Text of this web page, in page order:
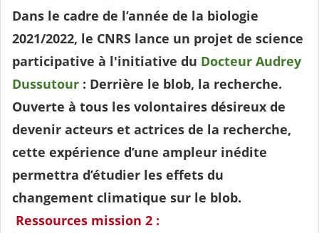
Dans le cadre de l’année de la biologie
2021/2022, le CNRS lance un projet de science
participative à l'initiative du Docteur Audrey
Dussutour : Derrière le blob, la recherche.
Ouverte à tous les volontaires désireux de
devenir acteurs et actrices de la recherche,
cette expérience d’une ampleur inédite
permettra d’étudier les effets du
changement climatique sur le blob.
Ressources mission 2 :